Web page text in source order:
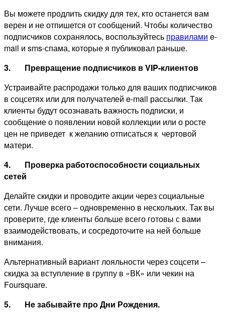
Вы можете продлить скидку для тех, кто останется вам
верен и не отпишется от сообщений. Чтобы количество
подписчиков сохранялось, воспользуйтесь правилами e-
mail и sms-спама, которые я публиковал раньше.
3. Превращение подписчиков вVIP-клиентов
Устраивайте распродажи только для ваших подписчиков
в соцсетях или для получателей e-mail рассылки. Так
клиенты будут осознавать важность подписки, и
сообщение о появлении новой коллекции или о росте
цен не приведет к желанию отписаться к чертовой
матери.
4. Проверка работоспособности социальных
сетей
Делайте скидки и проводите акции через социальные
сети. Лучше всего – одновременно в нескольких. Так вы
проверите, где клиенты больше всего готовы с вами
взаимодействовать, и сосредоточите на ней больше
внимания.
Альтернативный вариант лояльности через соцсети –
скидка за вступление в группу в «ВК» или чекин на
Foursquare.
5. Не забывайте про Дни Рождения.